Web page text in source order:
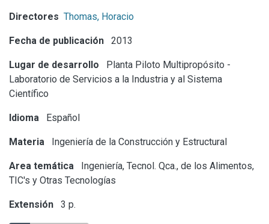
Directores Thomas, Horacio
Fecha de publicación 2013
Lugar de desarrollo
Planta Piloto Multipropósito -
Laboratorio de Servicios a la Industria y al Sistema
Científico
Idioma Español
Materia Ingeniería de la Construcción y Estructural
Area temática
Ingeniería, Tecnol. Qca., de los Alimentos,
TIC's y Otras Tecnologías
Extensión 3 p.